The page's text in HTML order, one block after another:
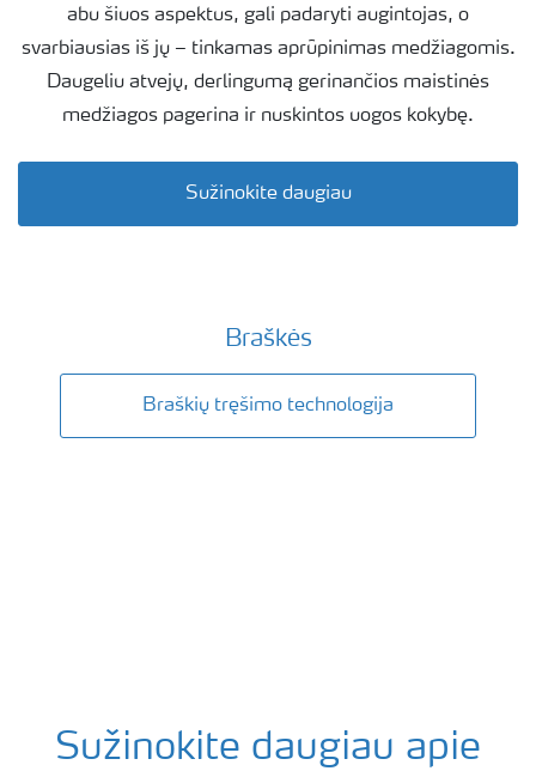
abu šiuos aspektus, gali padaryti augintojas, o
svarbiausias iš jų – tinkamas aprūpinimas medžiagomis.
Daugeliu atvejų, derlingumą gerinančios maistinės
medžiagos pagerina ir nuskintos uogos kokybę.
Sužinokite daugiau
Braškių tręšimo technologijaBraškės
Braškių tręšimo technologija
Sužinokite daugiau apie